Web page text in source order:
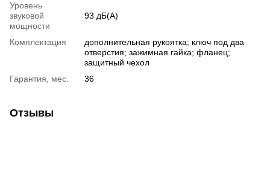
Уровень
звуковой
мощности
93 дБ(А)
Комплектация
дополнительная рукоятка; ключ под два
отверстия; зажимная гайка; фланец;
защитный чехол
Гарантия, мес.
36
Отзывы